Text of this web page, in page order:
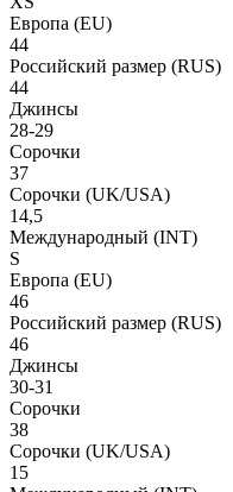
Европа (EU)
44
Российский размер (RUS)
44
Джинсы
28-29
Сорочки
37
Сорочки (UK/USA)
14,5
Международный (INT)
S
Европа (EU)
46
Российский размер (RUS)
46
Джинсы
30-31
Сорочки
38
Сорочки (UK/USA)
15